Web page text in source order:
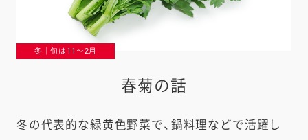
冬｜旬は11〜2月
春菊の話
冬の代表的な緑黄色野菜で、鍋料理などで活躍し